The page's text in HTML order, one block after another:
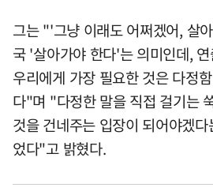
그는 "'그냥 이래도 어쩌겠어, 살
국 '살아가야 한다'는 의미인데,
우리에게 가장 필요한 것은 다정
다"며 "다정한 말을 직접 걸기는
것을 건네주는 입장이 되어야겠
었다"고 밝혔다.